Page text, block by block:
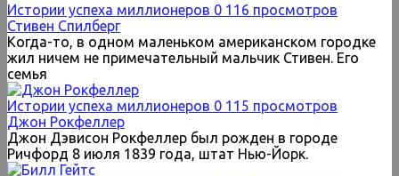
Истории успеха миллионеров 0 116 просмотров
Стивен Спилберг
Когда-то, в одном маленьком американском городке
жил ничем не примечательный мальчик Стивен. Его
семья
Истории успеха миллионеров 0 115 просмотров
Джон Рокфеллер
Джон Дэвисон Рокфеллер был рожден в городе
Ричфорд 8 июля 1839 года, штат Нью-Йорк.